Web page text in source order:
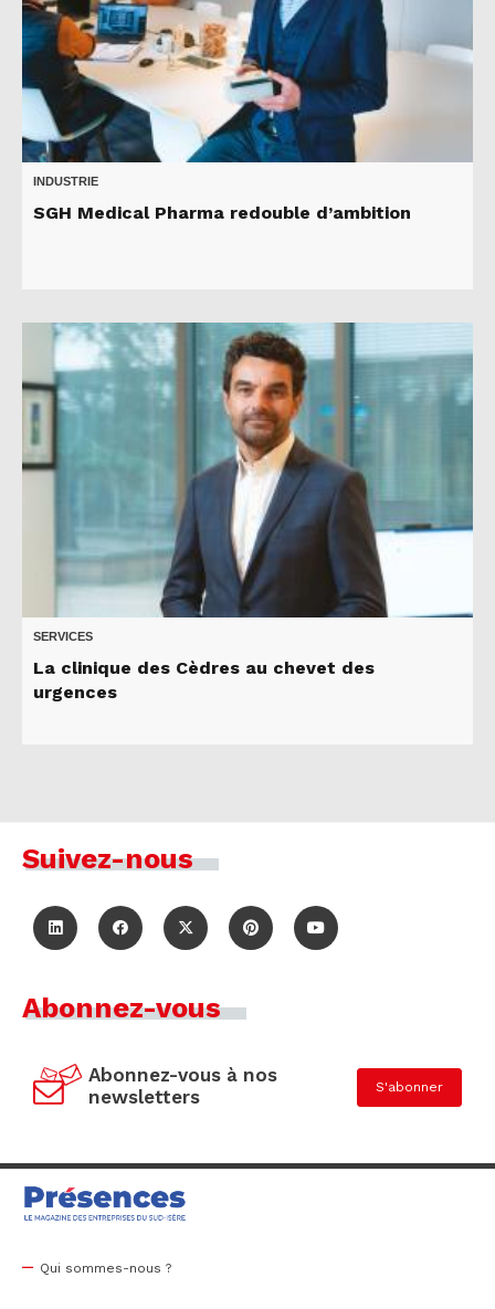
INDUSTRIE
SGH Medical Pharma redouble d’ambition
SERVICES
La clinique des Cèdres au chevet des
urgences
Suivez-nous
Abonnez-vous
Abonnez-vous à nos
newsletters
S'abonner
Qui sommes-nous ?